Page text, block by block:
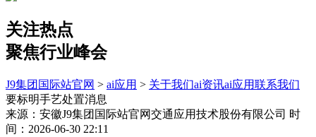
关注热点
聚焦行业峰会
J9集团国际站官网 > ai应用 > 关于我们ai资讯ai应用联系我们
要标明手艺处置消息
来源：安徽J9集团国际站官网交通应用技术股份有限公司 时
间：2026-06-30 22:11